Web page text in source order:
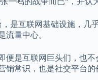
是互联网基础设施，几
流量中心。
便是互联网巨头们，也
常识，也是社交平台的